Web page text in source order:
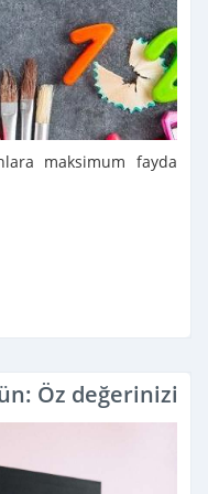
maksimum fayda
Öz değerinizi